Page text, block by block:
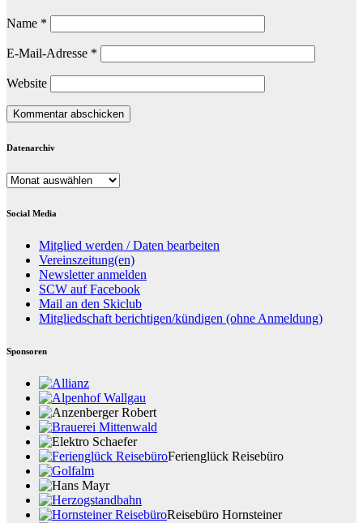
Name *
E-Mail-Adresse *
Website
Datenarchiv
Datenarchiv
Social Media
Mitglied werden / Daten bearbeiten
Vereinszeitung(en)
Newsletter anmelden
SCW auf Facebook
Mail an den Skiclub
Mitgliedschaft berichtigen/kündigen (ohne Anmeldung)
Sponsoren
Ferienglück Reisebüro
Reisebüro Hornsteiner